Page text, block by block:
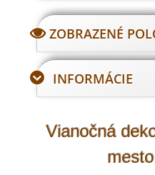
ZOBRAZENÉ
INFORMÁCIE
Vianočná